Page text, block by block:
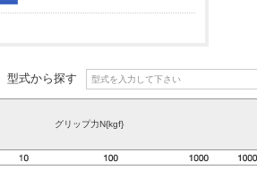
型式から探す
グリップ力N{kgf}